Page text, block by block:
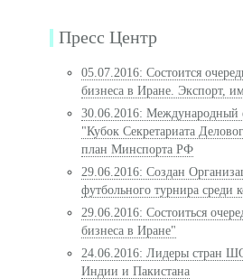
Пресс Центр
05.07.2016: Состоится
бизнеса в Иране. Экспорт,
30.06.2016: Международный
"Кубок Секретариата
план Минспорта РФ
29.06.2016: Создан
футбольного турнира среди
29.06.2016: Состоиться
бизнеса в Иране"
24.06.2016: Лидеры стран
Индии и Пакистана